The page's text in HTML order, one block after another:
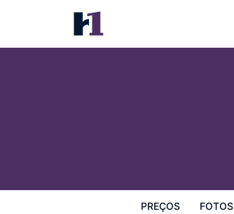
PREÇOS FOTOS
Le Domaine du Chapitre
Preços